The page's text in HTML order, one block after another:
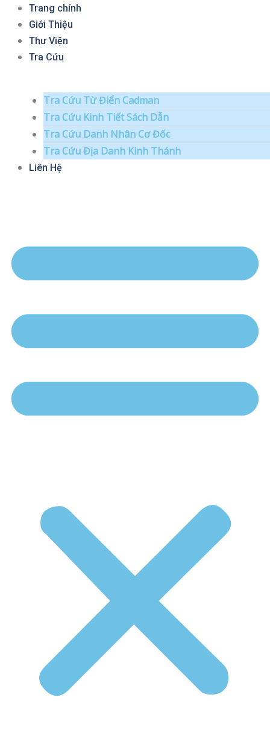
Nhảy
dung
Trang chính
Giới Thiệu
Thư Viện
Tra Cứu
Tra Cứu Từ Điển Cadman
Tra Cứu Kinh Tiết Sách Dẫn
Tra Cứu Danh Nhân Cơ Đốc
Tra Cứu Địa Danh Kinh Thánh
Liên Hệ